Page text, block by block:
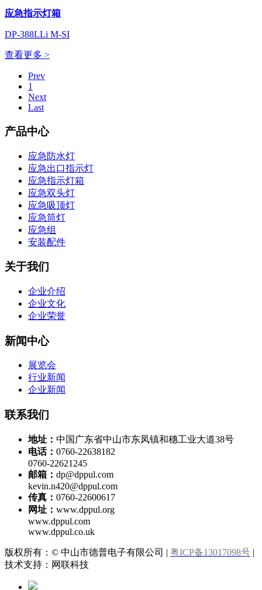
应急指示灯箱
DP-388LLi M-SI
查看更多 >
Prev
1
Next
Last
产品中心
应急防水灯
应急出口指示灯
应急指示灯箱
应急双头灯
应急吸顶灯
应急筒灯
应急组
安装配件
关于我们
企业介绍
企业文化
企业荣誉
新闻中心
展览会
行业新闻
企业新闻
联系我们
地址： 中国广东省中山市东凤镇和穗工业大道38号
电话： 0760-22638182
0760-22621245
邮箱： dp@dppul.com
kevin.n420@dppul.com
传真： 0760-22600617
网址： www.dppul.org
www.dppul.com
www.dppul.co.uk
版权所有：© 中山市德普电子有限公司 | 粤ICP备13017098号 |
技术支持：网联科技